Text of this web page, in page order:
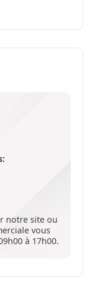
notre site ou
vous
à 17h00.